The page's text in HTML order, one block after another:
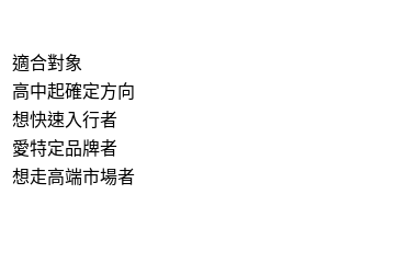
適合對象
高中起確定方向
想快速入行者
愛特定品牌者
想走高端市場者